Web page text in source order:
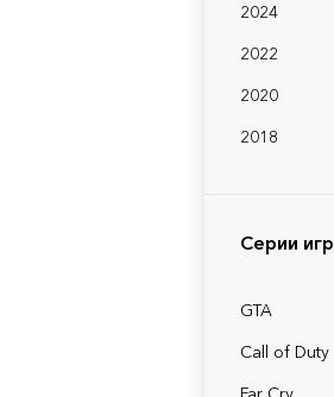
2024
2022
2020
2018
Серии игр
GTA
Call of Duty